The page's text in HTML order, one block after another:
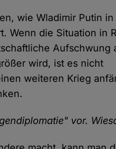
wie Wladimir Putin in
Wenn die Situation in
Aufschwung
wird, ist es nicht
weiteren Krieg
vor.